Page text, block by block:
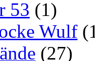
53 (1)
Wulf
(27)